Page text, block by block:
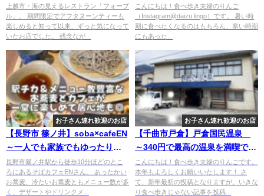
心地◎お手頃価格で本格フレン
チ・イタリアン～
上越市・海の見えるレストラン「フォーブ
ル」。 期間限定でアフタヌーンティーも
楽しめると知って以来、ずっと気になって
いたお店でした。 残念なが...
イ料理！生歌が聞ける！？陽気
なお店～
こんにちは！食べ歩き夫婦のりんご
（Instagram@daizu.lingo）です。 暑い時
期に食べたくなるのはもちろん、寒い時期
にもあった...
お子さん連れ歓迎のお店
【長野市 篠ノ井】soba×cafeEN
～一人でも家族でもゆったりで
きるお蕎麦と天ぷらのおいしい
カフェ～
長野市篠ノ井駅から徒歩10分ほどのとこ
ろにあるそばカフェENさん。 あったかい
お蕎麦、冷たいお蕎麦ともメニュー数が多
く、デザートやドリンクメ...
お子さん連れ歓迎のお店
【千曲市戸倉】戸倉国民温泉
～340円で最高の温泉を満喫でき
るレトロな温泉～
こんにちは！食べ歩き夫婦のりんごです。
本年もよろしくお願いいたします！ さ
て、新年最初の投稿となりますが、いきな
り食べ歩きじゃない記事を投稿...